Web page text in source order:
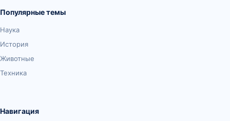
Популярные темы
Наука
История
Животные
Техника
Навигация